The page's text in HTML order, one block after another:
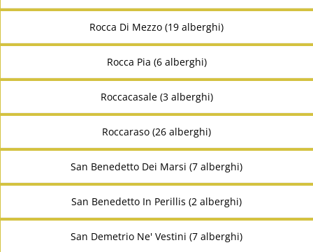
Rocca Di Mezzo (19 alberghi)
Rocca Pia (6 alberghi)
Roccacasale (3 alberghi)
Roccaraso (26 alberghi)
San Benedetto Dei Marsi (7 alberghi)
San Benedetto In Perillis (2 alberghi)
San Demetrio Ne' Vestini (7 alberghi)